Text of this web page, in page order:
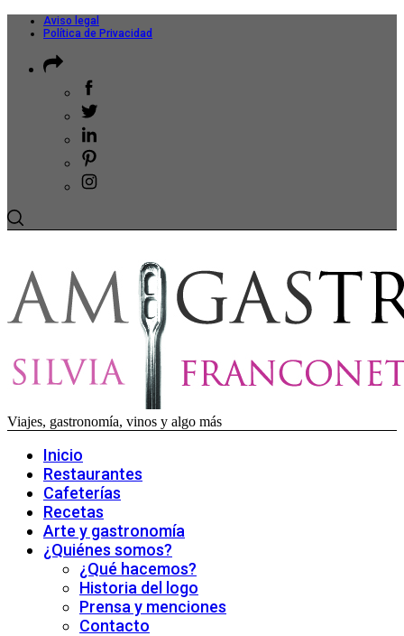
Aviso legal
Política de Privacidad
Viajes, gastronomía, vinos y algo más
Inicio
Restaurantes
Cafeterías
Recetas
Arte y gastronomía
¿Quiénes somos?
¿Qué hacemos?
Historia del logo
Prensa y menciones
Contacto